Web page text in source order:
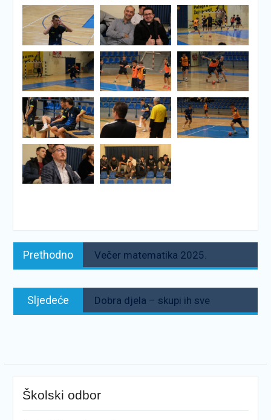
Navigacija
objava
Prethodno Prethodno:
Večer matematika 2025.
Sljedeće Dobra djela – skupi ih sve
Školski odbor